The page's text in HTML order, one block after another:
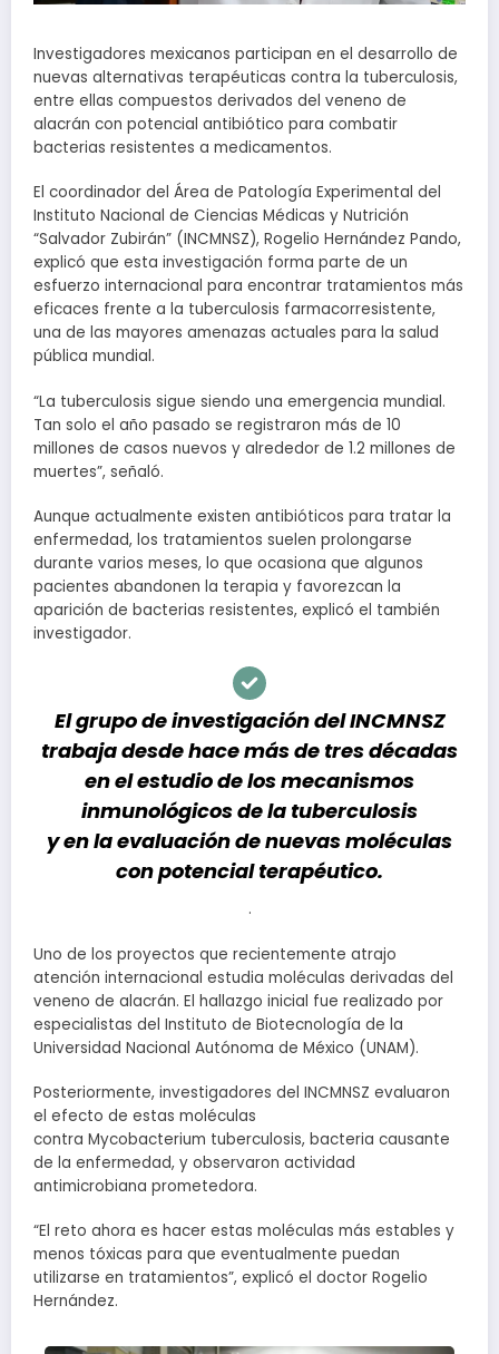
Investigadores mexicanos participan en el desarrollo de
nuevas alternativas terapéuticas contra la tuberculosis,
entre ellas compuestos derivados del veneno de
alacrán con potencial antibiótico para combatir
bacterias resistentes a medicamentos.
El coordinador del Área de Patología Experimental del
Instituto Nacional de Ciencias Médicas y Nutrición
“Salvador Zubirán” (INCMNSZ), Rogelio Hernández Pando,
explicó que esta investigación forma parte de un
esfuerzo internacional para encontrar tratamientos más
eficaces frente a la tuberculosis farmacorresistente,
una de las mayores amenazas actuales para la salud
pública mundial.
“La tuberculosis sigue siendo una emergencia mundial.
Tan solo el año pasado se registraron más de 10
millones de casos nuevos y alrededor de 1.2 millones de
muertes”, señaló.
Aunque actualmente existen antibióticos para tratar la
enfermedad, los tratamientos suelen prolongarse
durante varios meses, lo que ocasiona que algunos
pacientes abandonen la terapia y favorezcan la
aparición de bacterias resistentes, explicó el también
investigador.
El grupo de investigación del INCMNSZ
trabaja desde hace más de tres décadas
en el estudio de los mecanismos
inmunológicos de la tuberculosis
y en la evaluación de nuevas moléculas
con potencial terapéutico.
.
Uno de los proyectos que recientemente atrajo
atención internacional estudia moléculas derivadas del
veneno de alacrán. El hallazgo inicial fue realizado por
especialistas del Instituto de Biotecnología de la
Universidad Nacional Autónoma de México (UNAM).
Posteriormente, investigadores del INCMNSZ evaluaron
el efecto de estas moléculas
contra Mycobacterium tuberculosis, bacteria causante
de la enfermedad, y observaron actividad
antimicrobiana prometedora.
“El reto ahora es hacer estas moléculas más estables y
menos tóxicas para que eventualmente puedan
utilizarse en tratamientos”, explicó el doctor Rogelio
Hernández.